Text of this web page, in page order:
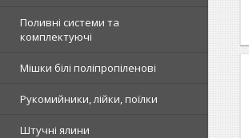
Поливні системи та
комплектуючі
Мішки білі поліпропіленові
Рукомийники, лійки, поїлки
Штучні ялини